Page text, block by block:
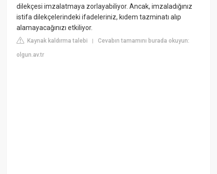
dilekçesi imzalatmaya zorlayabiliyor. Ancak, imzaladığınız
istifa dilekçelerindeki ifadeleriniz, kıdem tazminatı alıp
alamayacağınızı etkiliyor.
Kaynak kaldırma talebi |Cevabın tamamını burada okuyun:
olgun.av.tr